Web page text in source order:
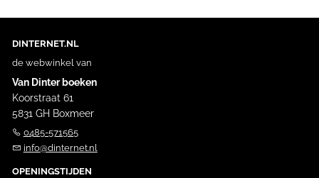
DINTERNET.NL
de webwinkel van
Van Dinter boeken
Koorstraat 61
5831 GH Boxmeer
0485-571565
info@dinternet.nl
OPENINGSTIJDEN